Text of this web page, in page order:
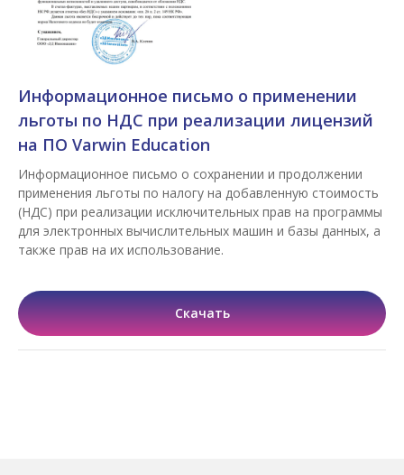
Информационное письмо о применении
льготы по НДС при реализации лицензий
на ПО Varwin Education
Информационное письмо о сохранении и продолжении
применения льготы по налогу на добавленную стоимость
(НДС) при реализации исключительных прав на программы
для электронных вычислительных машин и базы данных, а
также прав на их использование.
Скачать